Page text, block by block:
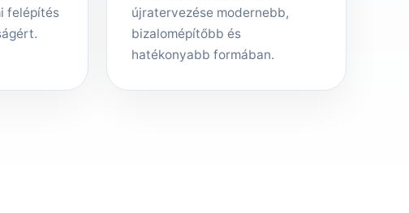
felépítés
újratervezése modernebb,
bizalomépítőbb és
hatékonyabb formában.